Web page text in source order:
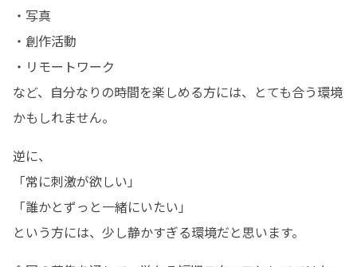
・写真
・創作活動
・リモートワーク
など、自分なりの時間を楽しめる方には、とても合う環境
かもしれません。
逆に、
「常に刺激が欲しい」
「誰かとずっと一緒にいたい」
という方には、少し静かすぎる環境だと思います。